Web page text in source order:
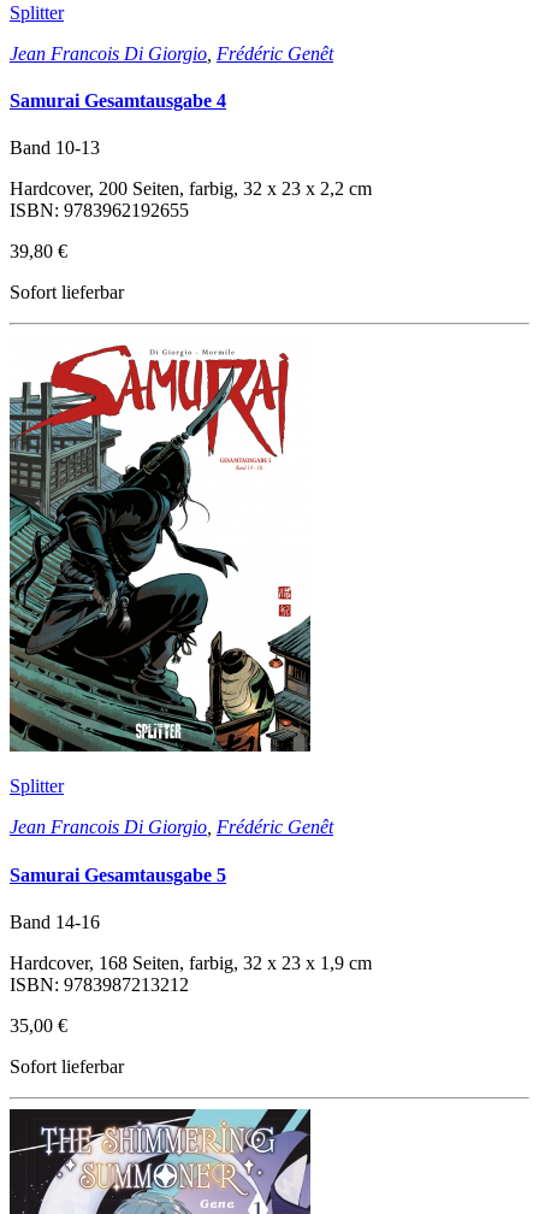
Splitter
Jean Francois Di Giorgio Frédéric Genêt
Samurai Gesamtausgabe 4
Band 10-13
Hardcover, 200 Seiten, farbig, 32 x 23 x 2,2 cm
ISBN: 9783962192655
39,80 €
Sofort lieferbar
Splitter
Jean Francois Di Giorgio, Frédéric Genêt
Samurai Gesamtausgabe 5
Band 14-16
Hardcover, 168 Seiten, farbig, 32 x 23 x 1,9 cm
ISBN: 9783987213212
35,00 €
Sofort lieferbar